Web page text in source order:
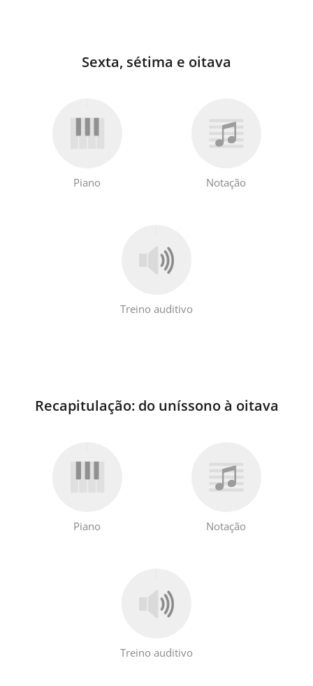
Sexta, sétima e oitava
Piano Notação
Treino auditivo
Recapitulação: do uníssono à oitava
Piano Notação
Treino auditivo